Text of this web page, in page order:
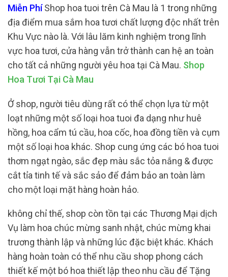
Miễn PhíShop hoa tuoi trên Cà Mau là 1 trong những
địa điểm mua sắm hoa tươi chất lượng độc nhất trên
Khu Vực nào là. Với lâu lăm kinh nghiệm trong lĩnh
vực hoa tươi, cửa hàng vẫn trở thành can hệ an toàn
cho tất cả những người yêu hoa tại Cà Mau. Shop
Hoa Tươi Tại Cà Mau
Ở shop, người tiêu dùng rất có thể chọn lựa từ một
loạt những một số loại hoa tuoi đa dạng như huê
hồng, hoa cẩm tú cầu, hoa cốc, hoa đồng tiền và cụm
một số loại hoa khác. Shop cung ứng các bó hoa tuoi
thơm ngạt ngào, sắc đẹp màu sắc tỏa nắng & được
cắt tỉa tinh tế và sắc sảo để đảm bảo an toàn làm
cho một loại mặt hàng hoàn hảo.
không chỉ thế, shop còn tồn tại các Thương Mại dịch
Vụ làm hoa chúc mừng sanh nhật, chúc mừng khai
trương thành lập và những lúc đặc biệt khác. Khách
hàng hoàn toàn có thể nhu cầu shop phong cách
thiết kế một bó hoa thiết lập theo nhu cầu để Tặng